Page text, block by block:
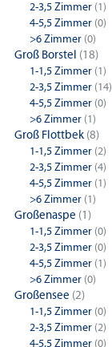
2-3,5 Zimmer (1)
4-5,5 Zimmer (0)
>6 Zimmer (0)
Groß Borstel (18)
1-1,5 Zimmer (1)
2-3,5 Zimmer (14)
4-5,5 Zimmer (0)
>6 Zimmer (1)
Groß Flottbek (8)
1-1,5 Zimmer (2)
2-3,5 Zimmer (4)
4-5,5 Zimmer (1)
>6 Zimmer (1)
Großenaspe (1)
1-1,5 Zimmer (0)
2-3,5 Zimmer (0)
4-5,5 Zimmer (1)
>6 Zimmer (0)
Großensee (2)
1-1,5 Zimmer (0)
2-3,5 Zimmer (2)
4-5,5 Zimmer (0)